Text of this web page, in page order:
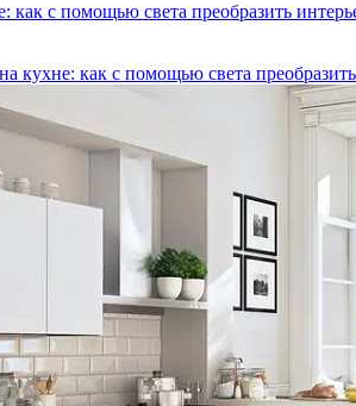
как с помощью света преобразить
кухне: как с помощью света